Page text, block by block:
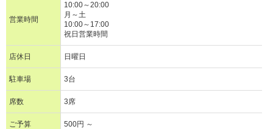
営業時間
10:00～20:00
月～土
10:00～17:00
祝日営業時間
店休日 日曜日
駐車場 3台
席数 3席
ご予算 500円 ～